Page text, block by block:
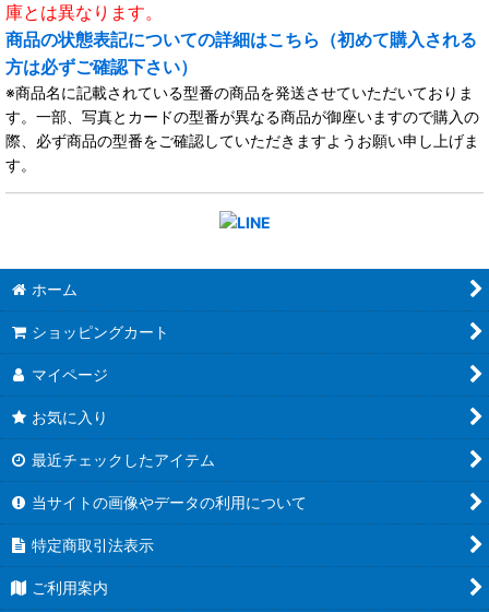
庫とは異なります。
商品の状態表記についての詳細はこちら（初めて購入される
方は必ずご確認下さい）
※商品名に記載されている型番の商品を発送させていただいておりま
す。一部、写真とカードの型番が異なる商品が御座いますので購入の
際、必ず商品の型番をご確認していただきますようお願い申し上げま
す。
ホーム
ショッピングカート
マイページ
お気に入り
最近チェックしたアイテム
当サイトの画像やデータの利用について
特定商取引法表示
ご利用案内